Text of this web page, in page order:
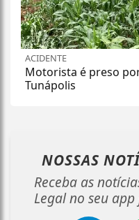
ACIDENTE
Motorista é preso
Tunápolis
NOSSAS
Receba as
Legal no seu